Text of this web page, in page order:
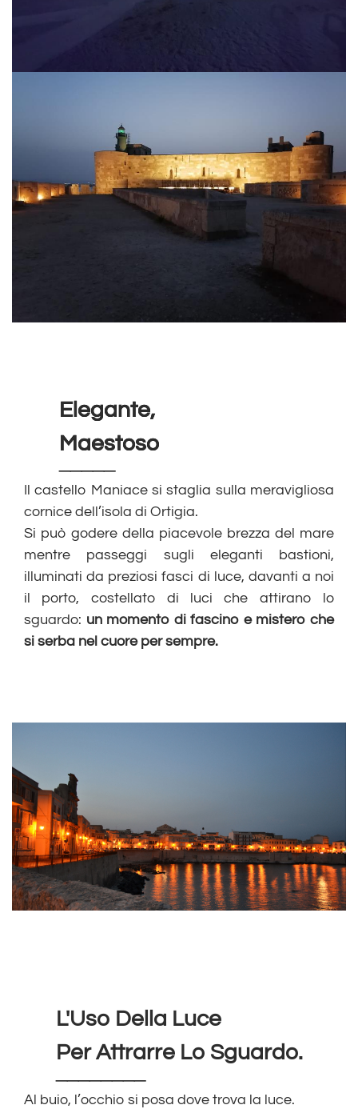
Elegante,
Maestoso
Il castello Maniace si staglia sulla meravigliosa
cornice dell’isola di Ortigia.
Si può godere della piacevole brezza del mare
mentre passeggi sugli eleganti bastioni,
illuminati da preziosi fasci di luce, davanti a noi
il porto, costellato di luci che attirano lo
sguardo: un momento di fascino e mistero che
si serba nel cuore per sempre.
L'Uso Della Luce
Per Attrarre Lo Sguardo.
Al buio, l’occhio si posa dove trova la luce.